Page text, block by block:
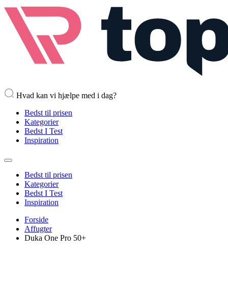
Hvad kan vi hjælpe med i dag?
Bedst til prisen
Kategorier
Bedst I Test
Inspiration
Bedst til prisen
Kategorier
Bedst I Test
Inspiration
Forside
Affugter
Duka One Pro 50+